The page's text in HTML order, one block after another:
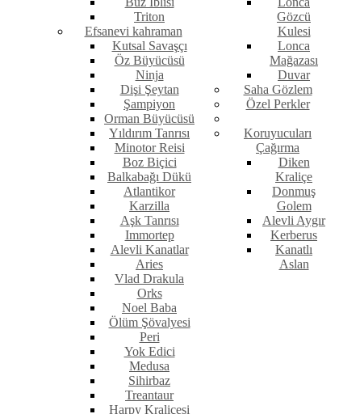
Triton
Efsanevi kahraman
Kutsal Savaşçı
Öz Büyücüsü
Ninja
Dişi Şeytan
Şampiyon
Orman Büyücüsü
Yıldırım Tanrısı
Minotor Reisi
Boz Biçici
Balkabağı Dükü
Atlantikor
Karzilla
Aşk Tanrısı
Immortep
Alevli Kanatlar
Aries
Vlad Drakula
Orks
Noel Baba
Ölüm Şövalyesi
Peri
Yok Edici
Medusa
Sihirbaz
Treantaur
Harpy Kraliçesi
Gözcü
Kulesi
Lonca
Mağazası
Duvar
Saha Gözlem
Özel Perkler
Koruyucuları
Çağırma
Diken
Kraliçe
Donmuş
Golem
Alevli Aygır
Kerberus
Kanatlı
Aslan